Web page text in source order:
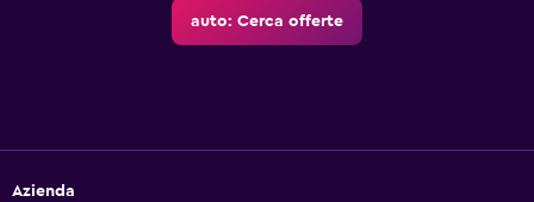
auto: Cerca offerte
Azienda